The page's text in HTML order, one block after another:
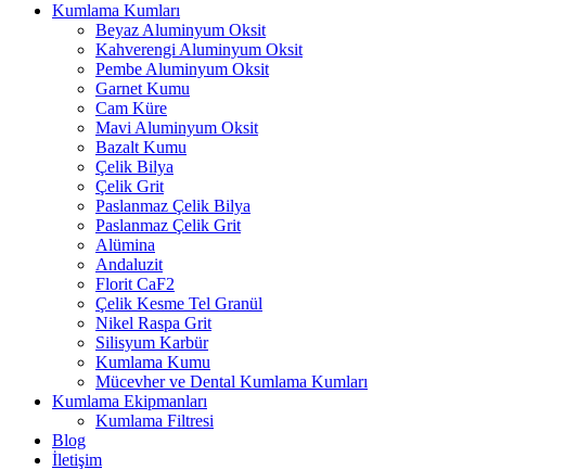
Kumlama Kumları
Beyaz Aluminyum Oksit
Kahverengi Aluminyum Oksit
Pembe Aluminyum Oksit
Garnet Kumu
Cam Küre
Mavi Aluminyum Oksit
Bazalt Kumu
Çelik Bilya
Çelik Grit
Paslanmaz Çelik Bilya
Paslanmaz Çelik Grit
Alümina
Andaluzit
Florit CaF2
Çelik Kesme Tel Granül
Nikel Raspa Grit
Silisyum Karbür
Kumlama Kumu
Mücevher ve Dental Kumlama Kumları
Kumlama Ekipmanları
Kumlama Filtresi
Blog
İletişim